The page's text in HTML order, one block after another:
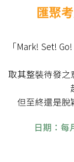
匯聚
「Mark! Set!
取其整裝待發之
但至終還是脫
日期：每